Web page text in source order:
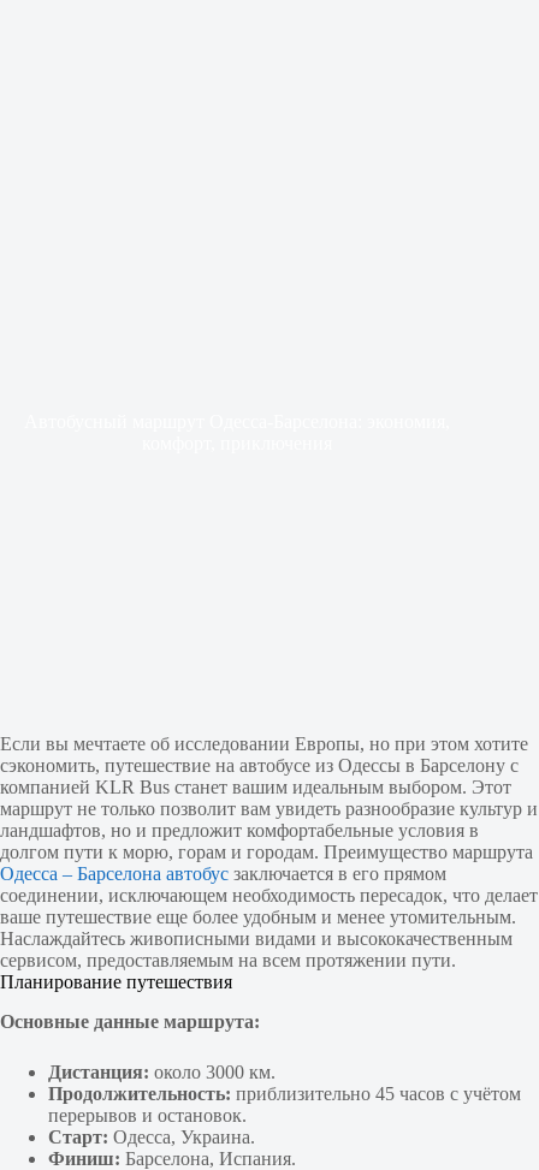
Если вы мечтаете об исследовании Европы, но при этом хотите
сэкономить, путешествие на автобусе из Одессы в Барселону с
компанией KLR Bus станет вашим идеальным выбором. Этот
маршрут не только позволит вам увидеть разнообразие культур и
ландшафтов, но и предложит комфортабельные условия в
долгом пути к морю, горам и городам. Преимущество маршрута
Одесса – Барселона автобус заключается в его прямом
соединении, исключающем необходимость пересадок, что делает
ваше путешествие еще более удобным и менее утомительным.
Наслаждайтесь живописными видами и высококачественным
сервисом, предоставляемым на всем протяжении пути.
Планирование путешествия
Основные данные маршрута:
Дистанция: около 3000 км.
Продолжительность: приблизительно 45 часов с учётом
перерывов и остановок.
Старт: Одесса, Украина.
Финиш: Барселона, Испания.